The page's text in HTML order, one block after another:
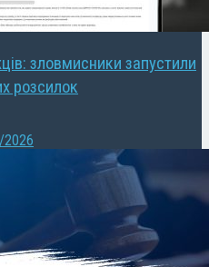
зловмисники запустили
розсилок